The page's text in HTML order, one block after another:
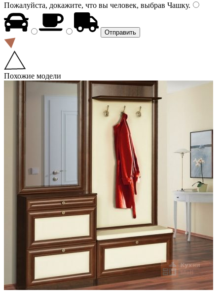
Пожалуйста, докажите, что вы человек, выбрав Чашку.
Похожие модели